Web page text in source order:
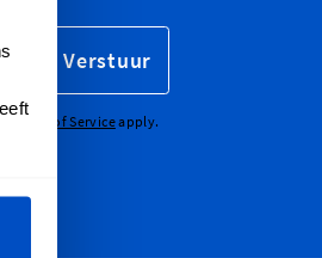
Verstuur
Terms of Serviceapply.